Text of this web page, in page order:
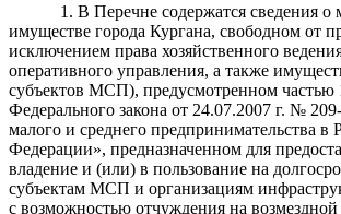
1. В Перечне содержатся сведения
имуществе города Кургана, свободном от
исключением права хозяйственного
оперативного управления, а также
субъектов МСП), предусмотренном частью
Федерального закона от 24.07.2007 г. №
малого и среднего предпринимательства в
Федерации», предназначенном для
владение и (или) в пользование на
субъектам МСП и организациям
с возможностью отчуждения на возмездной